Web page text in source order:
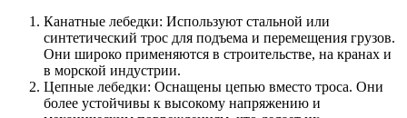
Канатные лебедки: Используют стальной или
синтетический трос для подъема и перемещения грузов.
Они широко применяются в строительстве, на кранах и
в морской индустрии.
Цепные лебедки: Оснащены цепью вместо троса. Они
более устойчивы к высокому напряжению и